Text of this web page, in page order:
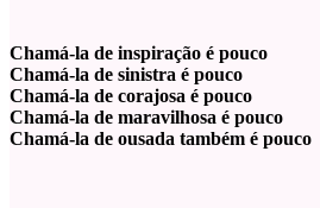
Chamá-la de inspiração é pouco
Chamá-la de sinistra é pouco
Chamá-la de corajosa é pouco
Chamá-la de maravilhosa é pouco
Chamá-la de ousada também é pouco